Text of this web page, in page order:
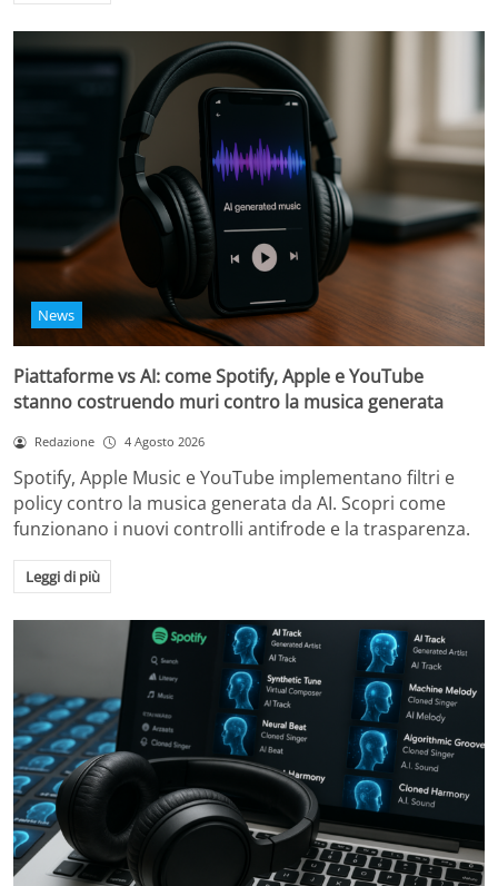
News
Piattaforme vs AI: come Spotify, Apple e YouTube
stanno costruendo muri contro la musica generata
Redazione 4 Agosto 2026
Spotify, Apple Music e YouTube implementano filtri e
policy contro la musica generata da AI. Scopri come
funzionano i nuovi controlli antifrode e la trasparenza.
Leggi di più